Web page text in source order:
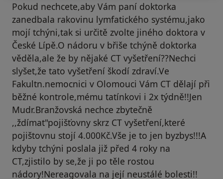
Pokud nechcete,aby Vám paní doktorka
zanedbala rakovinu lymfatického systému,jako
mojí tchýni,tak si určitě zvolte jiného doktora v
České Lípě.O nádoru v břiše tchýně doktorka
věděla,ale že by nějaké CT vyšetření??Nechci
slyšet,že tato vyšetření škodí zdraví.Ve
Fakultn.nemocnici v Olomouci Vám CT dělají při
běžné kontrole,mému tatínkovi i 2x týdně!!Jen
Mudr.Branžovská nechce zbytečně
,,ždímat"pojišťovny skrz CT vyšetření,které
pojištovnu stojí 4.000Kč.Vše je to jen byzbys!!!A
kdyby tchýni poslala již před 4 roky na
CT,zjistilo by se,že ji po těle rostou
nádory!Nereagovala na její neustálé bolesti!!